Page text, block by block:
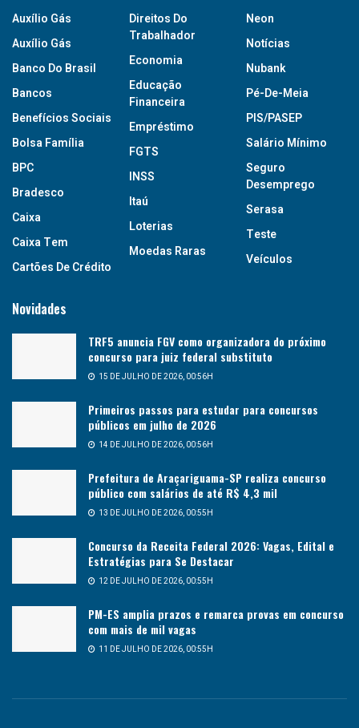
Auxílio Gás
Auxílio Gás
Banco Do Brasil
Bancos
Benefícios Sociais
Bolsa Família
BPC
Bradesco
Caixa
Caixa Tem
Cartões De Crédito
Direitos Do
Trabalhador
Economia
Educação
Financeira
Empréstimo
FGTS
INSS
Itaú
Loterias
Moedas Raras
Neon
Notícias
Nubank
Pé-De-Meia
PIS/PASEP
Salário Mínimo
Seguro
Desemprego
Serasa
Teste
Veículos
Novidades
TRF5 anuncia FGV como organizadora do próximo
concurso para juiz federal substituto
15 DE JULHO DE 2026, 00:56H
Primeiros passos para estudar para concursos
públicos em julho de 2026
14 DE JULHO DE 2026, 00:56H
Prefeitura de Araçariguama-SP realiza concurso
público com salários de até R$ 4,3 mil
13 DE JULHO DE 2026, 00:55H
Concurso da Receita Federal 2026: Vagas, Edital e
Estratégias para Se Destacar
12 DE JULHO DE 2026, 00:55H
PM-ES amplia prazos e remarca provas em concurso
com mais de mil vagas
11 DE JULHO DE 2026, 00:55H